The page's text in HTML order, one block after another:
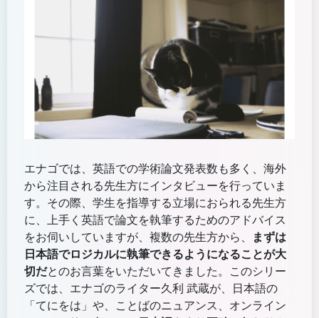
エナゴでは、英語での学術論文発表数も多く、海外
から注目される先生方にインタビューを行っていま
す。その際、学生を指導する立場におられる先生方
に、上手く英語で論文を執筆するためのアドバイス
をお伺いしていますが、複数の先生方から、
まずは
日本語でロジカルに執筆できるようになることが大
切だとのお言葉をいただいてきました。このシリー
ズでは、エナゴのライター久利 武蔵が、日本語の
「てにをは」や、ことばのニュアンス、オンライン